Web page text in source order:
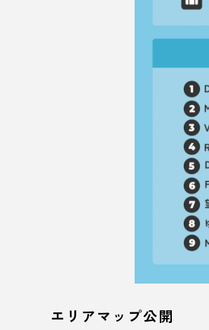
エリアマップ公開